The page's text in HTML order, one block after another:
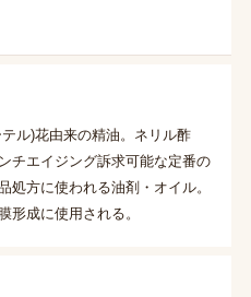
ル)花由来の精油。ネリル酢
チエイジング訴求可能な定番の
処方に使われる油剤・オイル。
形成に使用される。